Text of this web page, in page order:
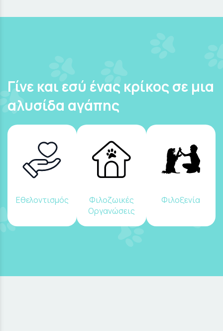
Γίνε και εσύ ένας κρίκος σε μια
αλυσίδα αγάπης
Εθελοντισμός
Φιλοζωικές
Οργανώσεις
Φιλοξενία